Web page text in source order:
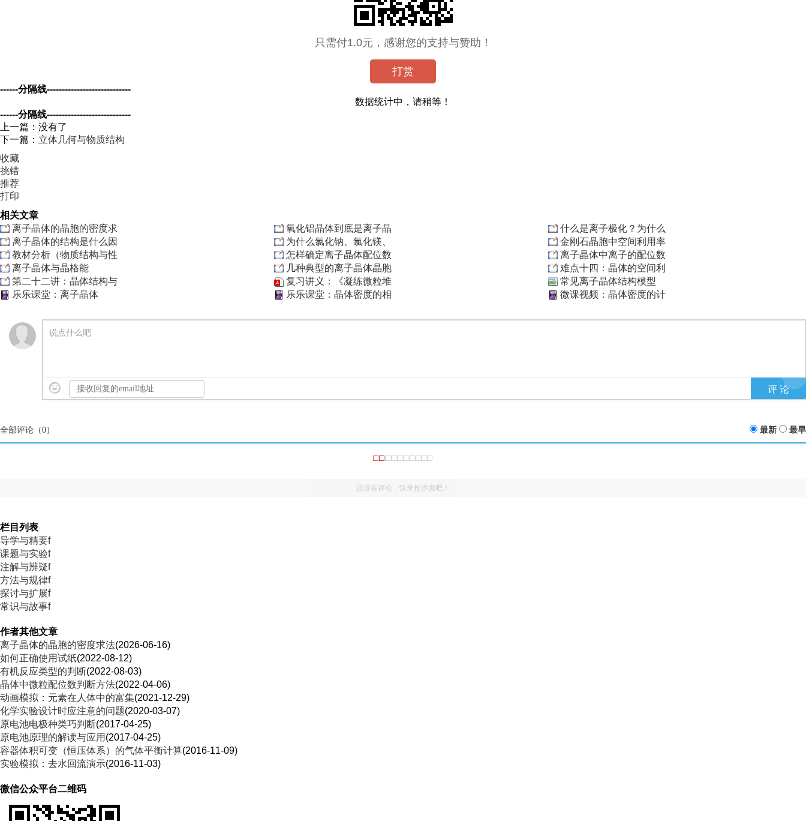
只需付1.0元，感谢您的支持与赞助！
打赏
------分隔线----------------------------
数据统计中，请稍等！
------分隔线----------------------------
上一篇：没有了
下一篇： 立体几何与物质结构
收藏
挑错
推荐
打印
相关文章
离子晶体的晶胞的密度求
氧化铝晶体到底是离子晶
什么是离子极化？为什么
离子晶体的结构是什么因
为什么氯化钠、氯化镁、
金刚石晶胞中空间利用率
教材分析（物质结构与性
怎样确定离子晶体配位数
离子晶体中离子的配位数
离子晶体与晶格能
几种典型的离子晶体晶胞
难点十四：晶体的空间利
第二十二讲：晶体结构与
复习讲义：《凝练微粒堆
常见离子晶体结构模型
乐乐课堂：离子晶体
乐乐课堂：晶体密度的相 微课视频：晶体密度的计
说点什么吧
全部评论（0） 最新 最早
还没有评论，快来抢沙发吧！
栏目列表
导学与精要f
课题与实验f
注解与辨疑f
方法与规律f
探讨与扩展f
常识与故事f
作者其他文章
离子晶体的晶胞的密度求法(2026-06-16)
如何正确使用试纸(2022-08-12)
有机反应类型的判断(2022-08-03)
晶体中微粒配位数判断方法(2022-04-06)
动画模拟：元素在人体中的富集(2021-12-29)
化学实验设计时应注意的问题(2020-03-07)
原电池电极种类巧判断(2017-04-25)
原电池原理的解读与应用 (2017-04-25)
容器体积可变（恒压体系）的气体平衡计算(2016-11-09)
实验模拟：去水回流演示(2016-11-03)
微信公众平台二维码